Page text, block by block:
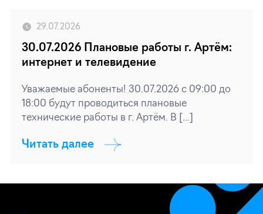
29.07.2026
30.07.2026 Плановые работы г. Артём:
интернет и телевидение
Уважаемые абоненты! 30.07.2026 с 09:00 до
18:00 будут проводиться плановые
технические работы в г. Артём. В […]
Читать далее